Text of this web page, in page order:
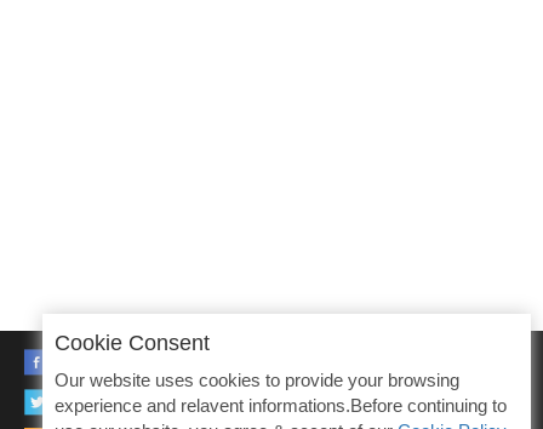
TWITTER
Cookie Consent
Our website uses cookies to provide your browsing
experience and relavent informations.Before continuing to